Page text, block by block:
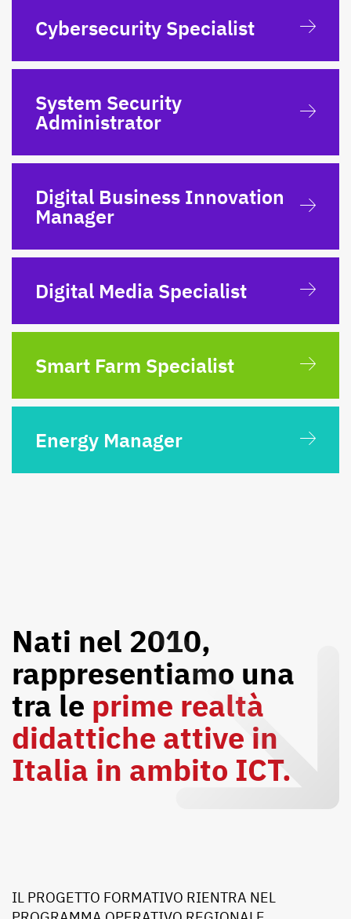
Cybersecurity Specialist
System Security
Administrator
Digital Business Innovation
Manager
Digital Media Specialist
Smart Farm Specialist
Energy Manager
Nati nel 2010,
rappresentiamo una
tra le prime realtà
didattiche attive in
Italia in ambito ICT.
IL PROGETTO FORMATIVO RIENTRA NEL